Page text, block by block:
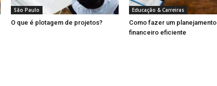
São Paulo
O que é plotagem de projetos?
Educação & Carreiras
Como fazer um planejamento
financeiro eficiente